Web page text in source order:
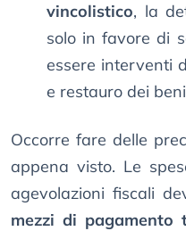
vincolistico, la
solo in favore di
essere interventi
e restauro dei
Occorre fare delle
appena visto. Le
agevolazioni fiscali
mezzi di pagamento